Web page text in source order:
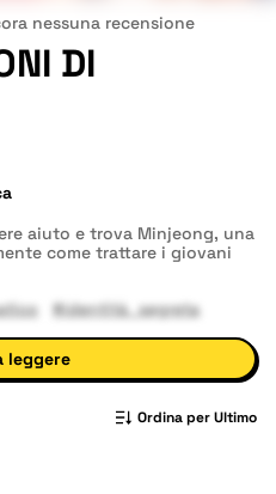
nessuna recensione
DI
aiuto e trova Minjeong, una
come trattare i giovani
#identità_segreta
leggere
Ordina per Ultimo